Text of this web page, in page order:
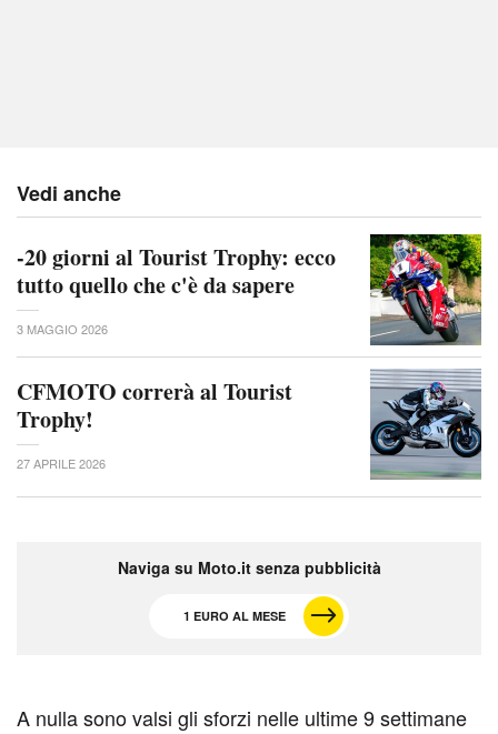
Vedi anche
-20 giorni al Tourist Trophy: ecco
tutto quello che c'è da sapere
3 MAGGIO 2026
CFMOTO correrà al Tourist
Trophy!
27 APRILE 2026
Naviga su Moto.it senza pubblicità
1 EURO AL MESE
A nulla sono valsi gli sforzi nelle ultime 9 settimane